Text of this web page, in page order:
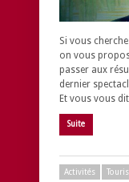
Si vous
on vous
passer aux
dernier
Et vous vous
Suite
Activités